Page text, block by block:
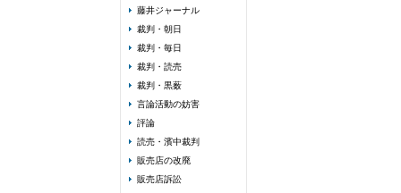
藤井ジャーナル
裁判・朝日
裁判・毎日
裁判・読売
裁判・黒薮
言論活動の妨害
評論
読売・濱中裁判
販売店の改廃
販売店訴訟